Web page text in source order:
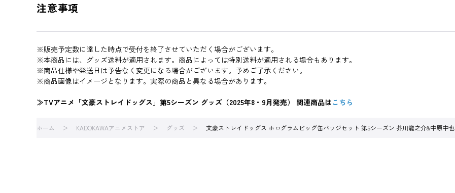
注意事項
※販売予定数に達した時点で受付を終了させていただく場合がございます。
※本商品には、グッズ送料が適用されます。商品によっては特別送料が適用される場合もあります。
※商品仕様や発送日は予告なく変更になる場合がございます。予めご了承ください。
※商品画像はイメージとなります。実際の商品と異なる場合があります。
≫TVアニメ「文豪ストレイドッグス」第5シーズン グッズ（2025年8・9月発売） 関連商品はこちら
ホーム KADOKAWAアニメストア グッズ 文豪ストレイドッグス ホログラムビッグ缶バッジセット 第5シーズン 芥川龍之介&中原中也